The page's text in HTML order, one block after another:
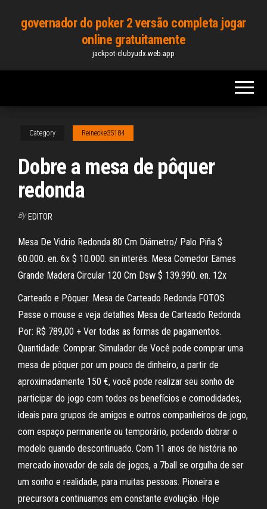
governador do poker 2 versão completa jogar
online gratuitamente
jackpot-clubyudx.web.app
Category Reinecke35184
Dobre a mesa de pôquer
redonda
By EDITOR
Mesa De Vidrio Redonda 80 Cm Diámetro/ Palo Piña $
60.000. en. 6x $ 10.000. sin interés. Mesa Comedor Eames
Grande Madera Circular 120 Cm Dsw $ 139.990. en. 12x
Carteado e Pôquer. Mesa de Carteado Redonda FOTOS
Passe o mouse e veja detalhes Mesa de Carteado Redonda
Por: R$ 789,00 + Ver todas as formas de pagamentos.
Quantidade: Comprar. Simulador de Você pode comprar uma
mesa de pôquer por um pouco de dinheiro, a partir de
aproximadamente 150 €, você pode realizar seu sonho de
participar do jogo com todos os benefícios e comodidades,
ideais para grupos de amigos e outros companheiros de jogo,
com espaço permanente ou temporário, podendo dobrar o
modelo quando descontinuado. Com 11 anos de história no
mercado inovador de sala de jogos, a 7ball se orgulha de ser
um sonho e realidade, para muitas pessoas. Pioneira e
precursora continuamos em constante evolução. Hoje